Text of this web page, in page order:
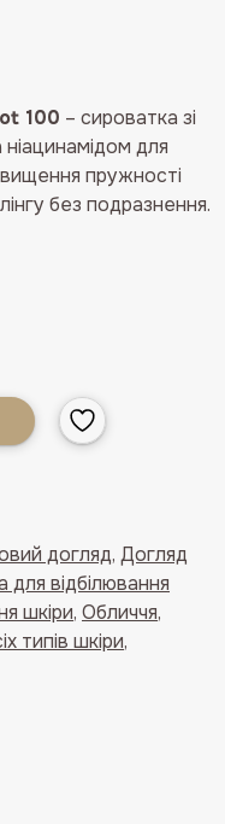
100 – сироватка зі
для
пружності
без подразнення.
догляд, Догляд
для відбілювання
шкіри, Обличчя,
типів шкіри,